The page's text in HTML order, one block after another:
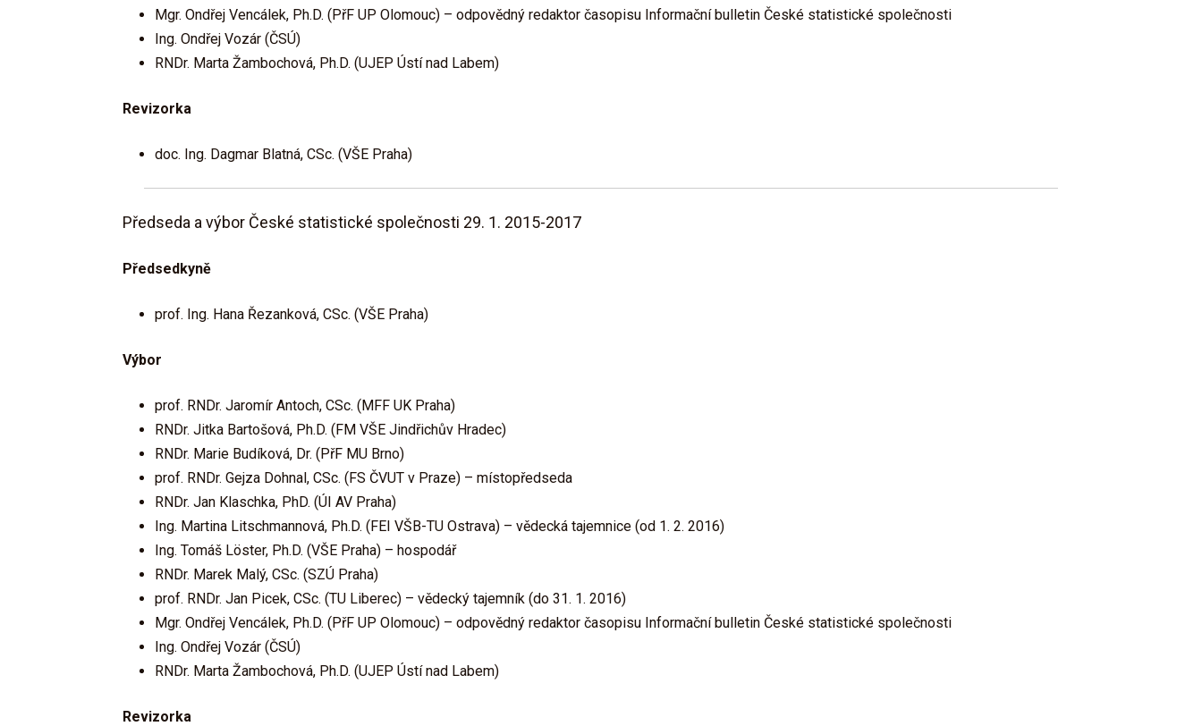
Mgr. Ondřej Vencálek, Ph.D. (PřF UP Olomouc) – odpovědný redaktor časopisu Informační bulletin České statistické společnosti
Ing. Ondřej Vozár (ČSÚ)
RNDr. Marta Žambochová, Ph.D. (UJEP Ústí nad Labem)
Revizorka
doc. Ing. Dagmar Blatná, CSc. (VŠE Praha)
Předseda a výbor České statistické společnosti 29. 1. 2015-2017
Předsedkyně
prof. Ing. Hana Řezanková, CSc. (VŠE Praha)
Výbor
prof. RNDr. Jaromír Antoch, CSc. (MFF UK Praha)
RNDr. Jitka Bartošová, Ph.D. (FM VŠE Jindřichův Hradec)
RNDr. Marie Budíková, Dr. (PřF MU Brno)
prof. RNDr. Gejza Dohnal, CSc. (FS ČVUT v Praze) – místopředseda
RNDr. Jan Klaschka, PhD. (ÚI AV Praha)
Ing. Martina Litschmannová, Ph.D. (FEI VŠB-TU Ostrava) – vědecká tajemnice (od 1. 2. 2016)
Ing. Tomáš Löster, Ph.D. (VŠE Praha) – hospodář
RNDr. Marek Malý, CSc. (SZÚ Praha)
prof. RNDr. Jan Picek, CSc. (TU Liberec) – vědecký tajemník (do 31. 1. 2016)
Mgr. Ondřej Vencálek, Ph.D. (PřF UP Olomouc) – odpovědný redaktor časopisu Informační bulletin České statistické společnosti
Ing. Ondřej Vozár (ČSÚ)
RNDr. Marta Žambochová, Ph.D. (UJEP Ústí nad Labem)
Revizorka